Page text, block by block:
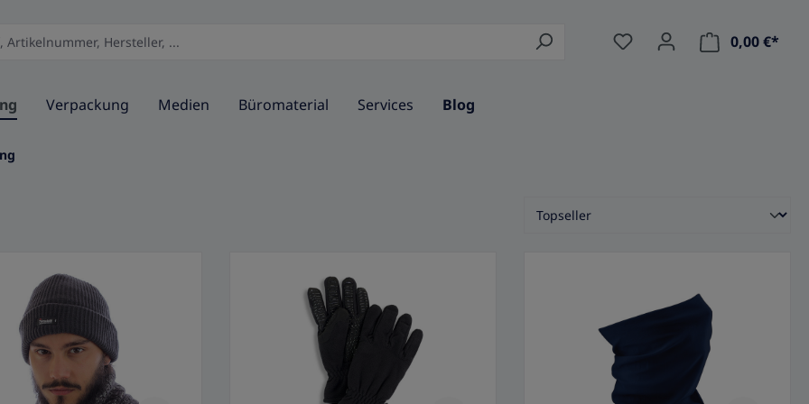
0,00 €*
Verpackung Medien Büromaterial Services Blog